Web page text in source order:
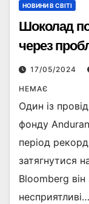
НОВИНИ В СВІТІ
Шоколад
через
17/05/2024
НЕМАЄ
Один із
фонду
період
затягнутися
Bloomberg
несприятливі…